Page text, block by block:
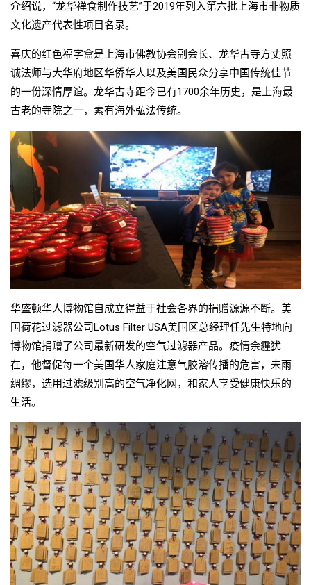
介绍说，“龙华禅食制作技艺”于2019年列入第六批上海市非物质
文化遗产代表性项目名录。
喜庆的红色福字盒是上海市佛教协会副会长、龙华古寺方丈照
诚法师与大华府地区华侨华人以及美国民众分享中国传统佳节
的一份深情厚谊。龙华古寺距今已有1700余年历史，是上海最
古老的寺院之一，素有海外弘法传统。
华盛顿华人博物馆自成立得益于社会各界的捐赠源源不断。美
国荷花过滤器公司Lotus Filter USA美国区总经理任先生特地向
博物馆捐赠了公司最新研发的空气过滤器产品。疫情余霾犹
在，他督促每一个美国华人家庭注意气胶溶传播的危害，未雨
绸缪，选用过滤级别高的空气净化网，和家人享受健康快乐的
生活。